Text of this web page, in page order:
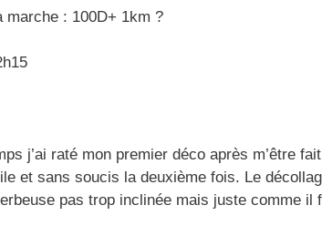
marche : 100D+ 1km ?
j’ai raté mon premier déco après m’être
et sans soucis la deuxième fois. Le
pas trop inclinée mais juste comme il